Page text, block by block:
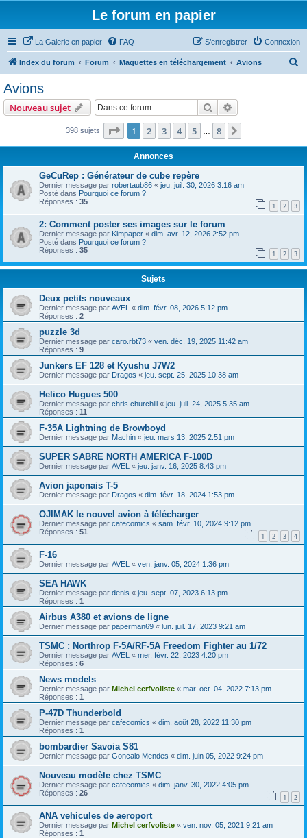
Le forum en papier
La Galerie en papier FAQ Connexion
S’enregistrer
Index du forum Forum Maquettes en téléchargement Avions
r
Avions
Nouveau sujet Rechercher
398 sujets Page 1sur8
1 2 3 4 5 8
Annonces
GeCuRep : Générateur de cube repère
Dernier message par robertaub86 « jeu. juil. 30, 2026 3:16 am
Posté dans Pourquoi ce forum ?
Réponses : 35 1 2 3
2: Comment poster ses images sur le forum
Dernier message par Kimpaper « dim. avr. 12, 2026 2:52 pm
Posté dans Pourquoi ce forum ?
Réponses : 35 1 2 3
Sujets
Deux petits nouveaux
Dernier message par AVEL « dim. févr. 08, 2026 5:12 pm
Réponses : 2
puzzle 3d
Dernier message par caro.rbt73 « ven. déc. 19, 2025 11:42 am
Réponses : 9
Junkers EF 128 et Kyushu J7W2
Dernier message par Dragos « jeu. sept. 25, 2025 10:38 am
Helico Hugues 500
Dernier message par chris churchill « jeu. juil. 24, 2025 5:35 am
Réponses : 11
F-35A Lightning de Browboyd
Dernier message par Machin « jeu. mars 13, 2025 2:51 pm
SUPER SABRE NORTH AMERICA F-100D
Dernier message par AVEL « jeu. janv. 16, 2025 8:43 pm
Avion japonais T-5
Dernier message par Dragos « dim. févr. 18, 2024 1:53 pm
OJIMAK le nouvel avion à télécharger
Dernier message par cafecomics « sam. févr. 10, 2024 9:12 pm
Réponses : 51 1 2 3 4
F-16
Dernier message par AVEL « ven. janv. 05, 2024 1:36 pm
SEA HAWK
Dernier message par denis « jeu. sept. 07, 2023 6:13 pm
Réponses : 1
Airbus A380 et avions de ligne
Dernier message par paperman69 « lun. juil. 17, 2023 9:21 am
TSMC : Northrop F-5A/RF-5A Freedom Fighter au 1/72
Dernier message par AVEL « mer. févr. 22, 2023 4:20 pm
Réponses : 6
News models
Dernier message par Michel cerfvoliste « mar. oct. 04, 2022 7:13 pm
Réponses : 1
P-47D Thunderbold
Dernier message par cafecomics « dim. août 28, 2022 11:30 pm
Réponses : 1
bombardier Savoia S81
Dernier message par Goncalo Mendes « dim. juin 05, 2022 9:24 pm
Nouveau modèle chez TSMC
Dernier message par cafecomics « dim. janv. 30, 2022 4:05 pm
Réponses : 26 1 2
ANA vehicules de aeroport
Dernier message par Michel cerfvoliste « ven. nov. 05, 2021 9:21 am
Réponses : 1